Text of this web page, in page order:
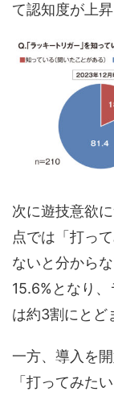
て認知度が上
次に遊技意欲
点では「打っ
ないと分から
15.6%となり
は約3割にとど
一方、導入を
「打ってみた